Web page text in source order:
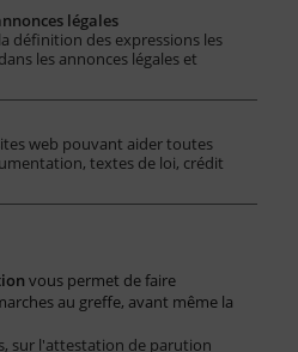
légales
définition des expressions les
les annonces légales et
web pouvant aider toutes
textes de loi, crédit
vous permet de faire
au greffe, avant même la
sur l'attestation de parution